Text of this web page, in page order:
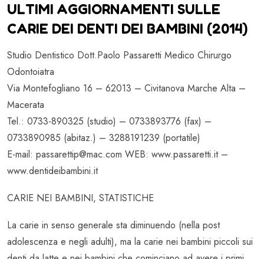
ULTIMI AGGIORNAMENTI SULLE
CARIE DEI DENTI DEI BAMBINI (2014)
Studio Dentistico Dott.Paolo Passaretti Medico Chirurgo
Odontoiatra
Via Montefogliano 16 – 62013 – Civitanova Marche Alta –
Macerata
Tel.: 0733-890325 (studio) – 0733893776 (fax) –
0733890985 (abitaz.) – 3288191239 (portatile)
E-mail: passarettip@mac.com WEB: www.passaretti.it –
www.dentideibambini.it
CARIE NEI BAMBINI, STATISTICHE
La carie in senso generale sta diminuendo (nella post
adolescenza e negli adulti), ma la carie nei bambini piccoli sui